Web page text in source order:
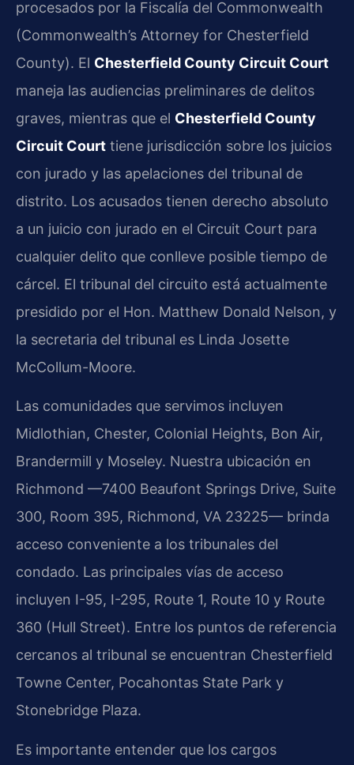
procesados por la Fiscalía del Commonwealth
(Commonwealth’s Attorney for Chesterfield
County). El Chesterfield County Circuit Court
maneja las audiencias preliminares de delitos
graves, mientras que el Chesterfield County
Circuit Court tiene jurisdicción sobre los juicios
con jurado y las apelaciones del tribunal de
distrito. Los acusados tienen derecho absoluto
a un juicio con jurado en el Circuit Court para
cualquier delito que conlleve posible tiempo de
cárcel. El tribunal del circuito está actualmente
presidido por el Hon. Matthew Donald Nelson, y
la secretaria del tribunal es Linda Josette
McCollum-Moore.
Las comunidades que servimos incluyen
Midlothian, Chester, Colonial Heights, Bon Air,
Brandermill y Moseley. Nuestra ubicación en
Richmond —7400 Beaufont Springs Drive, Suite
300, Room 395, Richmond, VA 23225— brinda
acceso conveniente a los tribunales del
condado. Las principales vías de acceso
incluyen I-95, I-295, Route 1, Route 10 y Route
360 (Hull Street). Entre los puntos de referencia
cercanos al tribunal se encuentran Chesterfield
Towne Center, Pocahontas State Park y
Stonebridge Plaza.
Es importante entender que los cargos